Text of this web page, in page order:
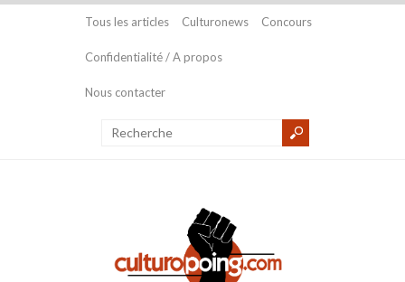
Tous les articles Culturonews Concours
Confidentialité / A propos
Nous contacter